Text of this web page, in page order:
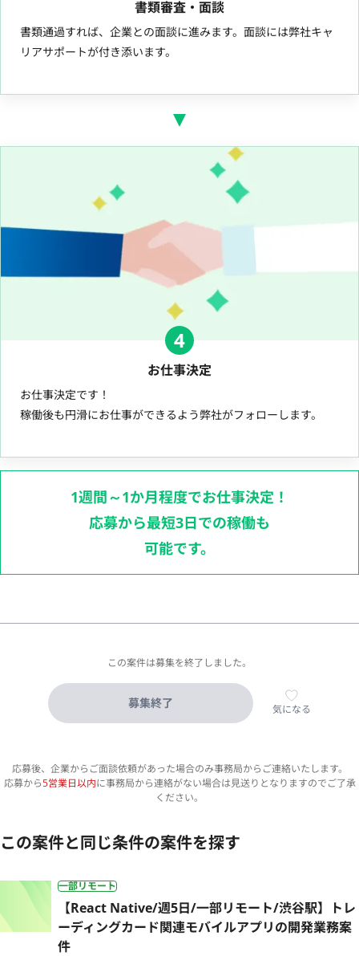
書類審査・面談
書類通過すれば、企業との面談に進みます。面談には弊社キャ
リアサポートが付き添います。
4
お仕事決定
お仕事決定です！
稼働後も円滑にお仕事ができるよう弊社がフォローします。
1週間～1か月程度でお仕事決定！
応募から最短3日での稼働も
可能です。
この案件は募集を終了しました。
募集終了 気になる
応募後、企業からご面談依頼があった場合のみ事務局からご連絡いたします。
応募から5営業日以内に事務局から連絡がない場合は見送りとなりますのでご了承
ください。
この案件と同じ条件の案件を探す
一部リモート
【React Native/週5日/一部リモート/渋谷駅】トレ
ーディングカード関連モバイルアプリの開発業務案
件